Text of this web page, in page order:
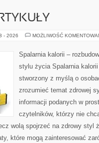
- 2026 MOŻLIWOŚĆ
Spalarnia kalorii –
stylu życia Spalarnia
stworzony z myślą o
zrozumieć temat zdrowej
informacji podanych w
czytelników, którzy nie
wolą spojrzeć na zdrowy styl
które mogą zainteresować